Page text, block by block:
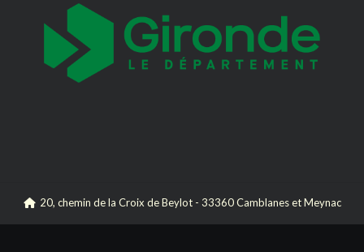
20, chemin de la Croix de Beylot - 33360 Camblanes et Meynac